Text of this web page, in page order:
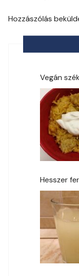
Hozzászólás
Vegán
Hesszer